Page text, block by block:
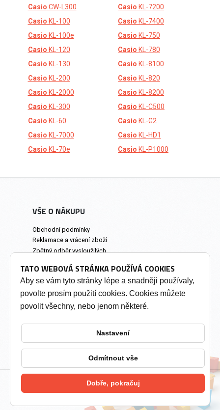
Casio CW-L300
Casio KL-100
Casio KL-100e
Casio KL-120
Casio KL-130
Casio KL-200
Casio KL-2000
Casio KL-300
Casio KL-60
Casio KL-7000
Casio KL-70e
Casio KL-7200
Casio KL-7400
Casio KL-750
Casio KL-780
Casio KL-8100
Casio KL-820
Casio KL-8200
Casio KL-C500
Casio KL-G2
Casio KL-HD1
Casio KL-P1000
VŠE O NÁKUPU
Obchodní podmínky
Reklamace a vrácení zboží
Zpětný odběr vysloužilých
Prodejna a osobní odběr
INFORMACE
Změnit nastavení cookies
2026 © Tonery Olomouc - Tonery do tiskáren
TATO WEBOVÁ STRÁNKA POUŽÍVÁ COOKIES
Aby se vám tyto stránky lépe a snadněji používaly,
povolte prosím použití cookies. Cookies můžete
povolit všechny, nebo jenom některé.
Nastavení
Odmítnout vše
Dobře, pokračuj